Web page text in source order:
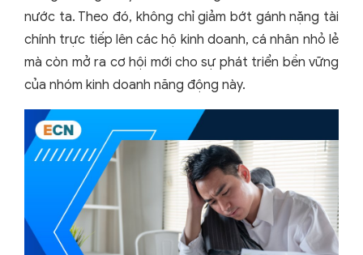
nước ta. Theo đó, không chỉ giảm bớt gánh nặng tài
chính trực tiếp lên các hộ kinh doanh, cá nhân nhỏ lẻ
mà còn mở ra cơ hội mới cho sự phát triển bền vững
của nhóm kinh doanh năng động này.